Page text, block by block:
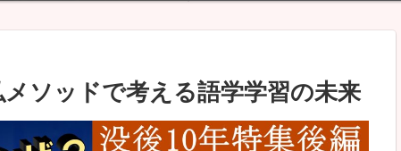
ソッドで考える語学学習の未来